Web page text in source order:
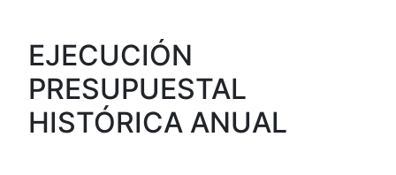
EJECUCIÓN
PRESUPUESTAL
HISTÓRICA ANUAL